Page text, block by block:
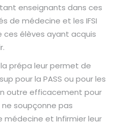
enseignants dans ces
de médecine et les IFSI
ces élèves ayant acquis
prépa leur permet de
pour la PASS ou pour les
outre efficacement pour
soupçonne pas
médecine et Infirmier leur